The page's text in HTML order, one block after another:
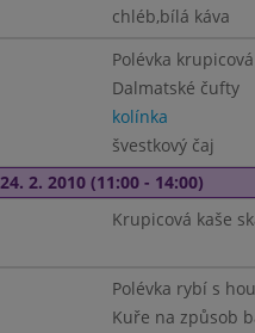
chléb,bílá káva
Polévka
Dalmatské čufty
kolínka
švestkový čaj
2. 2010 (11:00 - 14:00)
Krupicová kaše
Polévka rybí s
Kuře na způsob